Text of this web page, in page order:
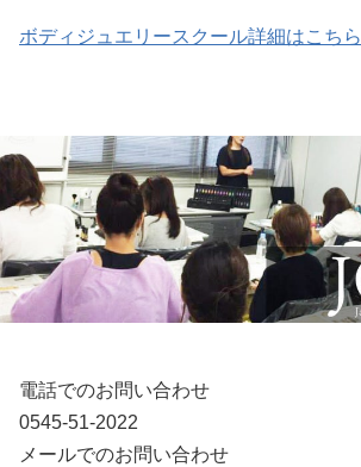
ボディジュエリースクール詳細はこちら
電話でのお問い合わせ
0545-51-2022
メールでのお問い合わせ